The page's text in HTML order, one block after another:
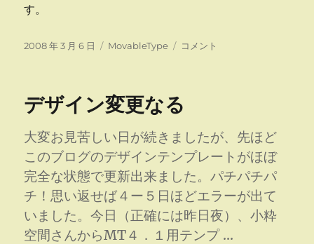
す。
投
2008 年 3 月 6 日
カ
ー
MovableType
ア
バ
と
イ
フ
ン
コメント
デザイン変更なる
大変お見苦しい日が続きましたが、先ほど
このブログのデザインテンプレートがほぼ
完全な状態で更新出来ました。パチパチパ
チ！思い返せば４ー５日ほどエラーが出て
いました。今日（正確には昨日夜）、小粋
空間さんからMT４．１用テンプ …